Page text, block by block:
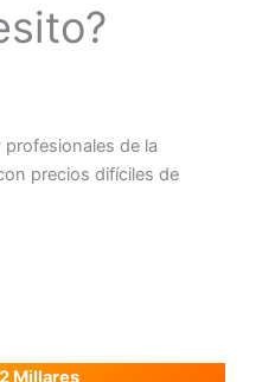
de la
precios difíciles de
Millares